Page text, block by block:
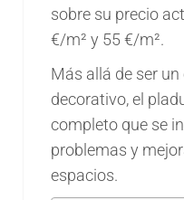
sobre su precio
€/m² y 55 €/m².
Más allá de ser
decorativo, el
completo que se
problemas y
espacios.